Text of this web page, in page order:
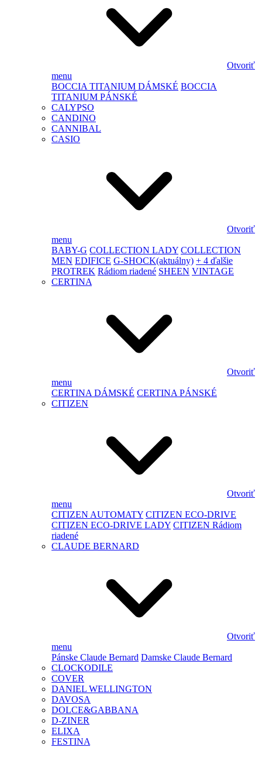
Otvoriť
menu
BOCCIA TITANIUM DÁMSKÉ BOCCIA
TITANIUM PÁNSKÉ
CALYPSO
CANDINO
CANNIBAL
CASIO
Otvoriť
menu
BABY-G COLLECTION LADY COLLECTION
MEN EDIFICE G-SHOCK(aktuálny) + 4 ďalšie
PROTREK Rádiom riadené SHEEN VINTAGE
CERTINA
Otvoriť
menu
CERTINA DÁMSKÉ CERTINA PÁNSKÉ
CITIZEN
Otvoriť
menu
CITIZEN AUTOMATY CITIZEN ECO-DRIVE
CITIZEN ECO-DRIVE LADY CITIZEN Rádiom
riadené
CLAUDE BERNARD
Otvoriť
menu
Pánske Claude Bernard Damske Claude Bernard
CLOCKODILE
COVER
DANIEL WELLINGTON
DAVOSA
DOLCE&GABBANA
D-ZINER
ELIXA
FESTINA